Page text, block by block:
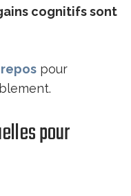
cognitifs sont
pour
pour